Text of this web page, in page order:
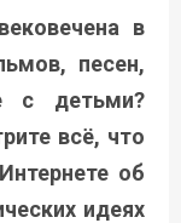
в
песен,
с детьми?
всё, что
об
идеях